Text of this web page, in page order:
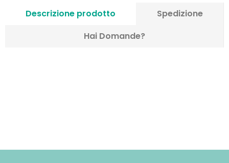
Descrizione prodotto
Spedizione
Hai Domande?